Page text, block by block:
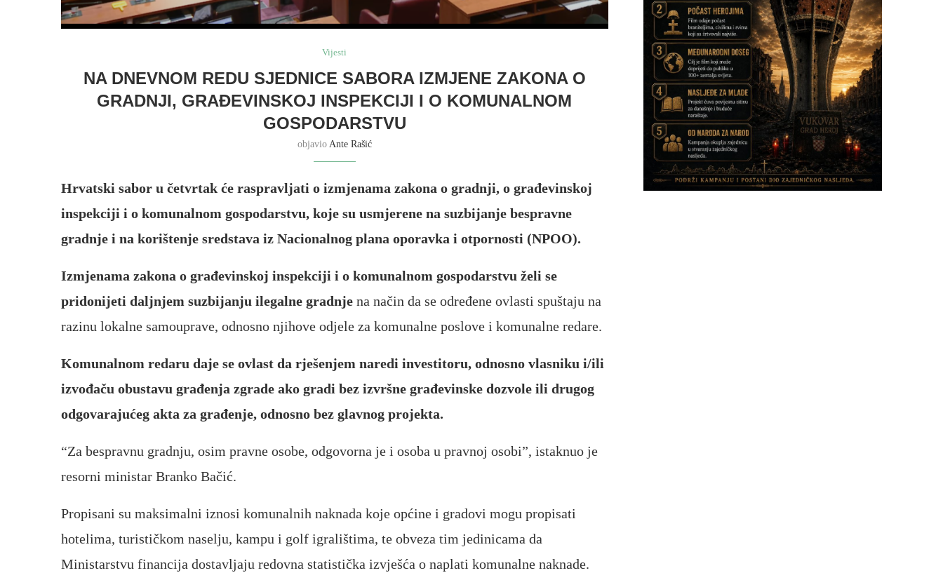
Vijesti
NA DNEVNOM REDU SJEDNICE SABORA IZMJENE ZAKONA O
GRADNJI, GRAĐEVINSKOJ INSPEKCIJI I O KOMUNALNOM
GOSPODARSTVU
objavio Ante Rašić
Hrvatski sabor u četvrtak će raspravljati o izmjenama zakona o gradnji, o građevinskoj
inspekciji i o komunalnom gospodarstvu, koje su usmjerene na suzbijanje bespravne
gradnje i na korištenje sredstava iz Nacionalnog plana oporavka i otpornosti (NPOO).
Izmjenama zakona o građevinskoj inspekciji i o komunalnom gospodarstvu želi se
pridonijeti daljnjem suzbijanju ilegalne gradnje na način da se određene ovlasti spuštaju na
razinu lokalne samouprave, odnosno njihove odjele za komunalne poslove i komunalne redare.
Komunalnom redaru daje se ovlast da rješenjem naredi investitoru, odnosno vlasniku i/ili
izvođaču obustavu građenja zgrade ako gradi bez izvršne građevinske dozvole ili drugog
odgovarajućeg akta za građenje, odnosno bez glavnog projekta.
“Za bespravnu gradnju, osim pravne osobe, odgovorna je i osoba u pravnoj osobi”, istaknuo je
resorni ministar Branko Bačić.
Propisani su maksimalni iznosi komunalnih naknada koje općine i gradovi mogu propisati
hotelima, turističkom naselju, kampu i golf igralištima, te obveza tim jedinicama da
Ministarstvu financija dostavljaju redovna statistička izvješća o naplati komunalne naknade.